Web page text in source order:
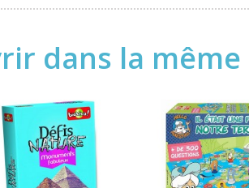
dans la même